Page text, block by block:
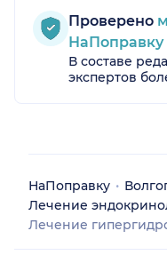
Проверено
НаПоправку
В составе
экспертов
НаПоправку
Лечение
Лечение